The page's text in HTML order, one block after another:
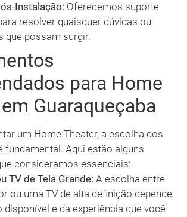
Instalação: Oferecemos suporte
resolver quaisquer dúvidas ou
que possam surgir.
para Home
Guaraqueçaba
um Home Theater, a escolha dos
fundamental. Aqui estão alguns
consideramos essenciais:
TV de Tela Grande: A escolha entre
ou uma TV de alta definição depende
disponível e da experiência que você